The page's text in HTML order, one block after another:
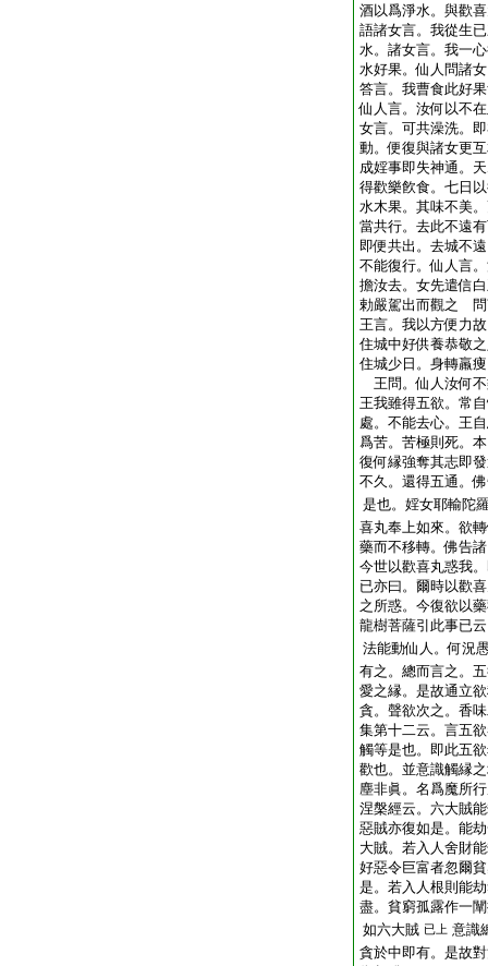
酒以爲淨水。與歡
語諸女言。我從生
水。諸女言。我一
水好果。仙人問諸
答言。我曹食此好
仙人言。汝何以不
女言。可共澡洗。
動。便復與諸女更
成婬事即失神通。
得歡樂飮食。七日
水木果。其味不美
當共行。去此不遠
即便共出。去城不
不能復行。仙人言
擔汝去。女先遣信
勅嚴駕出而觀之
王言。我以方便力
住城中好供養恭敬
住城少日。身轉羸
王問。仙人汝何
王我雖得五欲。常
處。不能去心。王
爲苦。苦極則死。
復何縁強奪其志即
不久。還得五通。
是也。婬女耶輸陀
喜丸奉上如來。欲
藥而不移轉。佛告
今世以歡喜丸惑我
已亦曰。爾時以歡
之所惑。今復欲以
龍樹菩薩引此事已
法能動仙人。何況
有之。總而言之。
愛之縁。是故通立
貪。聲欲次之。香
集第十二云。言五
觸等是也。即此五
歡也。並意識觸縁
塵非眞。名爲魔所
涅槃經云。六大賊
惡賊亦復如是。能
大賊。若入人舍財
好惡令巨富者忽爾
是。若入人根則能
盡。貧窮孤露作一
如六大賊 已上 意識
貪於中即有。是故